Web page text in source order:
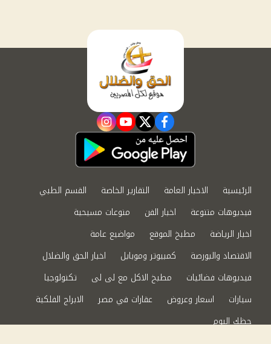
facebook
twitter
youtube
instagram
الرئيسية الاخبار العامة التقارير الخاصة
القسم الطبي
فيديوهات متنوعة
اخبار الفن
منوعات مسيحية
اخبار الرياضة
مطبخ الموقع
مواضيع عامة
الاقتصاد والبورصة
كمبيوتر وموبايل
اخبار الحق والضلال
فيديوهات فضائيات
مطبخ الاكل مع لى لى
تكنولوجيا
سيارات
اسعار وعروض عقارات في مصر
الابراج الفلكية
حظك اليوم